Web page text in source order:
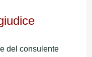
del consulente